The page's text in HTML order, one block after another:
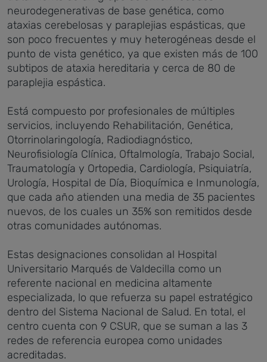
neurodegenerativas de base genética, como
ataxias cerebelosas y paraplejias espásticas, que
son poco frecuentes y muy heterogéneas desde el
punto de vista genético, ya que existen más de 100
subtipos de ataxia hereditaria y cerca de 80 de
paraplejia espástica.
Está compuesto por profesionales de múltiples
servicios, incluyendo Rehabilitación, Genética,
Otorrinolaringología, Radiodiagnóstico,
Neurofisiología Clínica, Oftalmología, Trabajo Social,
Traumatología y Ortopedia, Cardiología, Psiquiatría,
Urología, Hospital de Día, Bioquímica e Inmunología,
que cada año atienden una media de 35 pacientes
nuevos, de los cuales un 35% son remitidos desde
otras comunidades autónomas.
Estas designaciones consolidan al Hospital
Universitario Marqués de Valdecilla como un
referente nacional en medicina altamente
especializada, lo que refuerza su papel estratégico
dentro del Sistema Nacional de Salud. En total, el
centro cuenta con 9 CSUR, que se suman a las 3
redes de referencia europea como unidades
acreditadas.